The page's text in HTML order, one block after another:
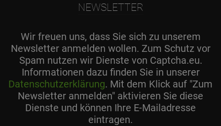
NEWSLETTER
Wir freuen uns, dass Sie sich zu unserem
Newsletter anmelden wollen. Zum Schutz vor
Spam nutzen wir Dienste von Captcha.eu.
Informationen dazu finden Sie in unserer
Datenschutzerklärung. Mit dem Klick auf "Zum
Newsletter anmelden" aktivieren Sie diese
Dienste und können Ihre E-Mailadresse
eintragen.